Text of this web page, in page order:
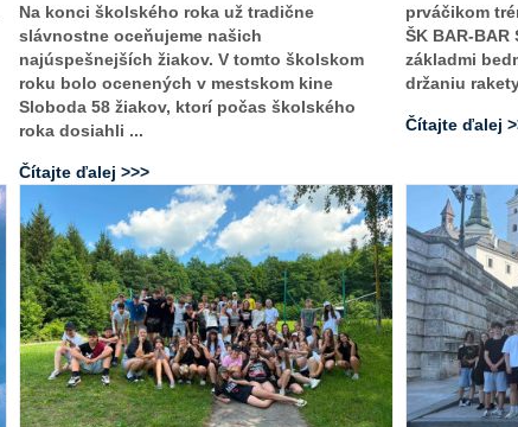
Na konci školského roka už tradične
slávnostne oceňujeme našich
najúspešnejších žiakov. V tomto školskom
roku bolo ocenených v mestskom kine
Sloboda 58 žiakov, ktorí počas školského
roka dosiahli ...
Čítajte ďalej >>>
prváčikom
ŠK BAR-BAR
základmi
držaniu
Čítajte ďalej